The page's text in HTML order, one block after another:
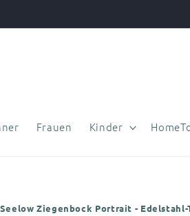
Frauen Kinder
Seelow Ziegenbock Portrait -